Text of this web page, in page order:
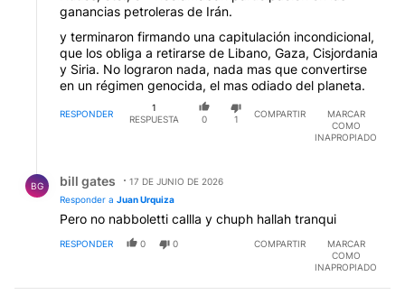
ganancias petroleras de Irán.
y terminaron firmando una capitulación incondicional,
que los obliga a retirarse de Libano, Gaza, Cisjordania
y Siria. No lograron nada, nada mas que convertirse
en un régimen genocida, el mas odiado del planeta.
RESPONDER
1
RESPUESTA
0 1
COMPARTIR
MARCAR
COMO
INAPROPIADO
BG bill gates
17 DE JUNIO DE 2026
Responder a Juan Urquiza
Pero no nabboletti callla y chuph hallah tranqui
RESPONDER 0 0 COMPARTIR
MARCAR
COMO
INAPROPIADO